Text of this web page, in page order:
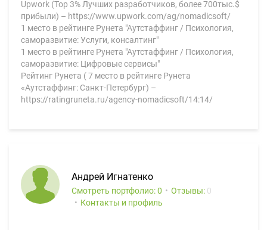
Upwork (Top 3% Лучших разработчиков, более 700тыс.$
прибыли) – https://www.upwork.com/ag/nomadicsoft/
1 место в рейтинге Рунета "Аутстаффинг / Психология,
саморазвитие: Услуги, консалтинг"
1 место в рейтинге Рунета "Аутстаффинг / Психология,
саморазвитие: Цифровые сервисы"
Рейтинг Рунета ( 7 место в рейтинге Рунета
«Аутстаффинг: Санкт-Петербург) –
https://ratingruneta.ru/agency-nomadicsoft/14:14/
Андрей Игнатенко
Смотреть портфолио: 0 Отзывы: 0
Контакты и профиль